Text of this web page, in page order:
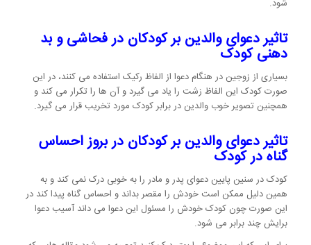
شود.
تاثیر دعوای والدین بر کودکان درفحاشی و بد
دهنی کودک
بسیاری از زوجین در هنگام دعوا از الفاظ رکیک استفاده می کنند، در این
صورت کودک این الفاظ زشت را یاد می گیرد و آن ها را تکرار می کند و
همچنین تصویر خوب والدین در برابر کودک مورد تخریب قرار می گیرد.
تاثیر دعوای والدین بر کودکان دربروز احساس
گناه در کودک
کودک در سنین پایین دعوای پدر و مادر را به خوبی درک نمی کند و به
همین دلیل ممکن است خودش را مقصر بداند و احساس گناه پیدا کند در
این صورت چون کودک خودش را مسئول این دعوا می داند آسیب دعوا
برایش چند برابر می شود.